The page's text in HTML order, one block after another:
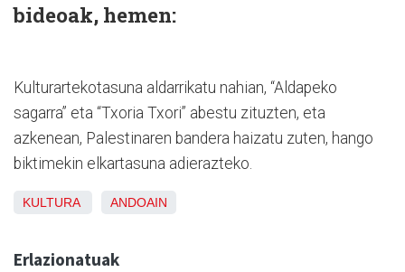
bideoak, hemen:
Kulturartekotasuna aldarrikatu nahian, “Aldapeko
sagarra” eta “Txoria Txori” abestu zituzten, eta
azkenean, Palestinaren bandera haizatu zuten, hango
biktimekin elkartasuna adierazteko.
KULTURA ANDOAIN
Erlazionatuak